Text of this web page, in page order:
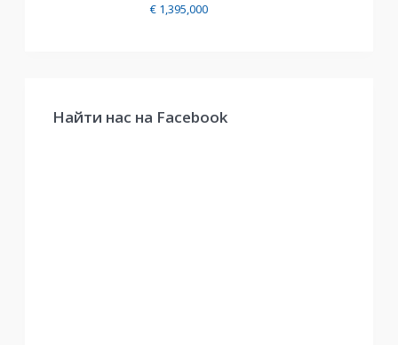
€ 1,395,000
Найти нас на Facebook